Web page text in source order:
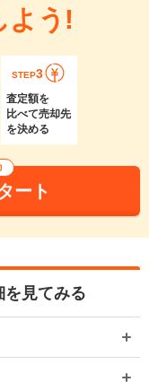
よう!
STEP3
査定額を
比べて売却先
を決める
ート
見てみる